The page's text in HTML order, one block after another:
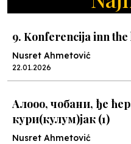
9. Konferencija inn
Nusret Ahmetović
22.01.2026
Алооо, чобани, ђе
кури(кулум)јак (1)
Nusret Ahmetović